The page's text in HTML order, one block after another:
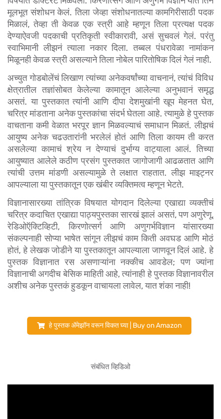
मूलभूत संशोधन केलं. तिला जेव्हा संशोधनातल्या कामगिरीसाठी पदक
मिळालं, तेव्हा ती केवळ एक स्त्री आहे म्हणून तिला प्रत्यक्ष पदक
देण्याऐवजी पदकाची प्रतिकृती स्वीकारावी, असं सुचवलं गेलं. परंतु
स्वाभिमानी लीझनं त्याला नकार दिला. तब्बल पंधरावेळा नामांकन
मिळूनही केवळ स्त्री असल्याने तिला नोबेल पारितोषिक दिलं गेलं नाही.
अच्युत गोडबोलेंचं लिखाण त्यांच्या अनेकवर्षांच्या वाचनानं, त्यांचं विविध
क्षेत्रातील तज्ञांसोबत केलेल्या कामातून आलेल्या अनुभवानं समृद्ध
असतं. या पुस्तकात त्यांनी आणि दीपा देशमुखांनी खूप मेहनत घेत,
चरित्र मांडताना अनेक पुस्तकांचा संदर्भ घेतला आहे. त्यामुळे हे पुस्तक
वाचताना कमी वेळात भरपूर ज्ञान मिळवल्याचं समाधान मिळतं. लीझचं
आयुष्य अनेक चढउतारांनी भरलेलं होतं आणि तिला कायम ती करत
असलेल्या कामाचं श्रेय न देण्याचं दुर्भाग्य वाट्याला आलं. तिच्या
आयुष्यात आलेले कठीण प्रसंग पुस्तकात जागोजागी आढळतात आणि
त्यांची उत्तम मांडणी असल्यामुळे ते लक्षात राहतात. लीझ माइट्नर
आपल्याला या पुस्तकातून एक खंबीर व्यक्तिमत्व म्हणून भेटते.
विज्ञानासारख्या तांत्रिक विषयात योगदान दिलेल्या एखाद्या व्यक्तीचं
चरित्र कदाचित एखाद्या पाठ्यपुस्तका सारखं झालं असतं, पण अणुरेणू,
रेडिओऍक्टिव्हिटी, किरणोत्सर्ग आणि अणुगर्भविज्ञान यांसारख्या
संकल्पनाही सोप्या भाषेत सांगून लीझचं काम किती अवघड आणि मोठं
होतं, हे लेखक जोडीने या पुस्तकातून आपल्याला जाणवून दिलं आहे. हे
पुस्तक विज्ञानात रस असणाऱ्यांना नक्कीच आवडेल; पण ज्यांना
विज्ञानाची अगदीच बेसिक माहिती आहे, त्यांनाही हे पुस्तक विज्ञानावरील
अशीच अनेक पुस्तकं हुडकून वाचायला लावेल, यात शंका नाही!
हे पुस्तक ॲमेझॉन वरून विकत घ्या | Buy on Amazon
संबंधित व्हिडिओ